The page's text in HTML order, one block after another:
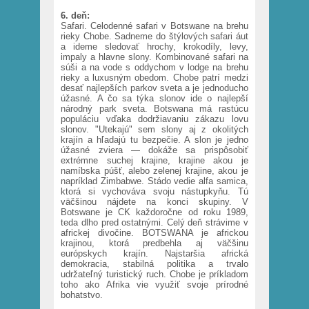
6. deň:
Safari. Celodenné safari v Botswane na brehu
rieky Chobe. Sadneme do štýlových safari áut
a ideme sledovať hrochy, krokodíly, levy,
impaly a hlavne slony. Kombinované safari na
súši a na vode s oddychom v lodge na brehu
rieky a luxusným obedom. Chobe patrí medzi
desať najlepších parkov sveta a je jednoducho
úžasné. A čo sa týka slonov ide o najlepší
národný park sveta. Botswana má rastúcu
populáciu vďaka dodržiavaniu zákazu lovu
slonov. "Utekajú" sem slony aj z okolitých
krajín a hľadajú tu bezpečie. A slon je jedno
úžasné zviera — dokáže sa prispôsobiť
extrémne suchej krajine, krajine akou je
namíbska púšť, alebo zelenej krajine, akou je
napríklad Zimbabwe. Stádo vedie alfa samica,
ktorá si vychováva svoju nástupkyňu. Tú
väčšinou nájdete na konci skupiny. V
Botswane je CK každoročne od roku 1989,
teda dlho pred ostatnými. Celý deň strávime v
africkej divočine. BOTSWANA je africkou
krajinou, ktorá predbehla aj väčšinu
európskych krajín. Najstaršia africká
demokracia, stabilná politika a trvalo
udržateľný turistický ruch. Chobe je príkladom
toho ako Afrika vie využiť svoje prírodné
bohatstvo.